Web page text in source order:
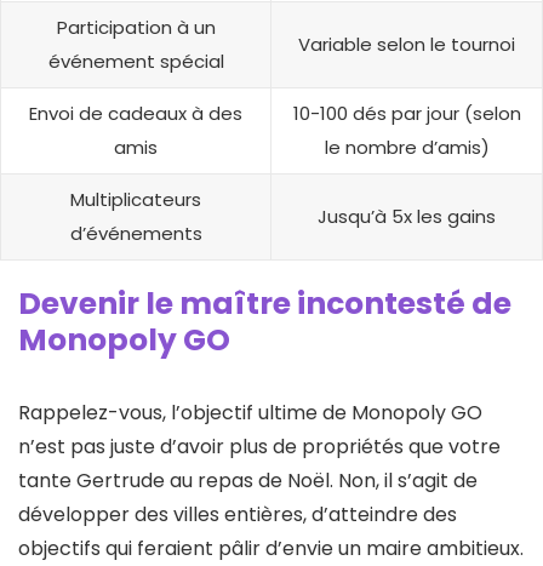
Participation à un
événement spécial
Variable selon le tournoi
Envoi de cadeaux à des
amis
10-100 dés par jour (selon
le nombre d’amis)
Multiplicateurs
d’événements
Jusqu’à 5x les gains
Devenir le maître incontesté de
Monopoly GO
Rappelez-vous, l’objectif ultime de Monopoly GO
n’est pas juste d’avoir plus de propriétés que votre
tante Gertrude au repas de Noël. Non, il s’agit de
développer des villes entières, d’atteindre des
objectifs qui feraient pâlir d’envie un maire ambitieux.